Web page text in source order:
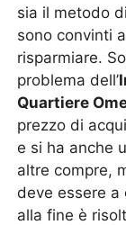
sia il metodo
sono convinti
risparmiare.
problema dell’
Quartiere
prezzo di
e si ha anche
altre compre,
deve essere a
alla fine è